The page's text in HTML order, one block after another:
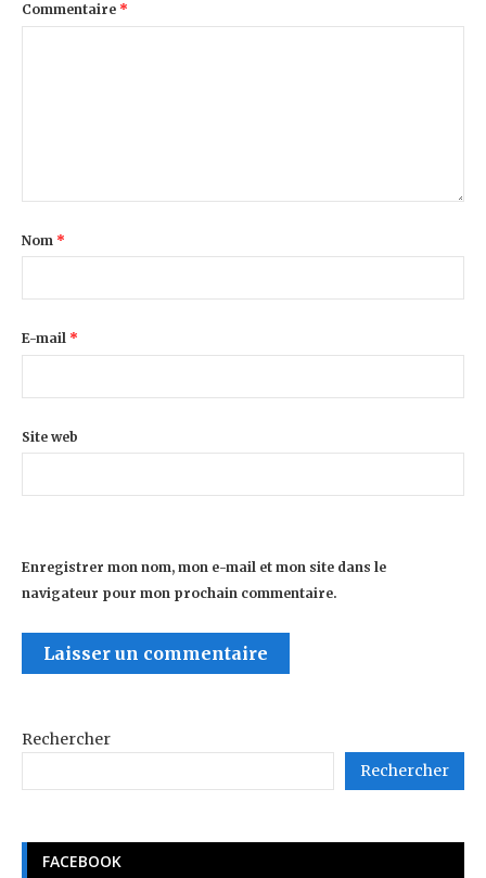
Commentaire *
Nom *
E-mail *
Site web
Enregistrer mon nom, mon e-mail et mon site dans le
navigateur pour mon prochain commentaire.
Rechercher
Rechercher
FACEBOOK